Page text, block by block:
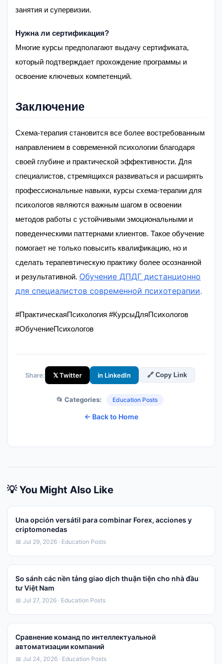
занятия и супервизии.
Нужна ли сертификация?
Многие курсы предполагают выдачу сертификата,
который подтверждает прохождение программы и
освоение ключевых компетенций.
Заключение
Схема-терапия становится все более востребованным
направлением в современной психологии благодаря
своей глубине и практической эффективности. Для
специалистов, стремящихся развиваться и расширять
профессиональные навыки, курсы схема-терапии для
психологов являются важным шагом в освоении
методов работы с устойчивыми эмоциональными и
поведенческими паттернами клиентов. Такое обучение
помогает не только повысить квалификацию, но и
сделать терапевтическую практику более осознанной
и результативной. Обучение ДПДГ дистанционно
для специалистов современной психотерапии.
#ПрактическаяПсихология #КурсыДляПсихологов
#ОбучениеПсихологов
Share: 𝕏 Twitter in LinkedIn 🔗 Copy Link
📂 Categories: Education Posts
← Back to Home
💡 You Might Also Like
Una opción versátil para combinar Forex, acciones y
criptomonedas
📅 Jul 29, 2026 · Education Posts
So sánh các nền tảng giao dịch thuận tiện cho nhà đầu
tư Việt Nam
📅 Jul 27, 2026 · Education Posts
Сравнение команд по интеллектуальной
автоматизации компаний
📅 Jul 24, 2026 · Education Posts